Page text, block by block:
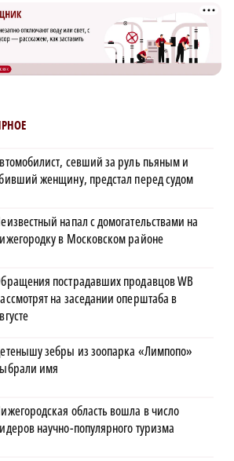
севший за руль пьяным и
женщину, предстал перед судом
напал с домогательствами на
в Московском районе
пострадавших продавцов WB
на заседании оперштаба в
зебры из зоопарка «Лимпопо»
имя
область вошла в число
научно-популярного туризма